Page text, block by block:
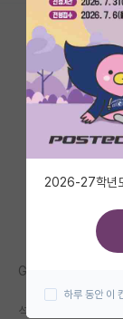
커뮤니티 홈
전체글보기
베스트 게시
IF 명예의전당
자유 게시판(
미국 유학 게
미국 대학원
대학원 합격
GIST에 결국 붙었습
석박사통합과정으로
2026-27학년
하루 동안 이